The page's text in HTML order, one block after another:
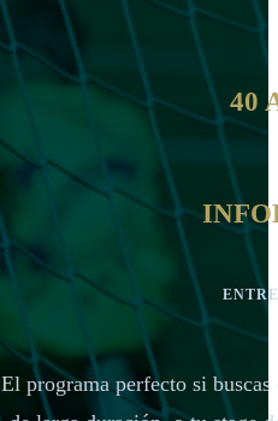
40
El programa perfecto si